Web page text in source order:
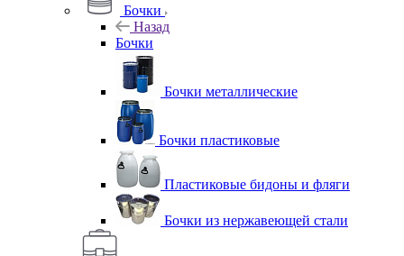
Бочки
Назад
Бочки
Бочки металлические
Бочки пластиковые
Пластиковые бидоны и фляги
Бочки из нержавеющей стали